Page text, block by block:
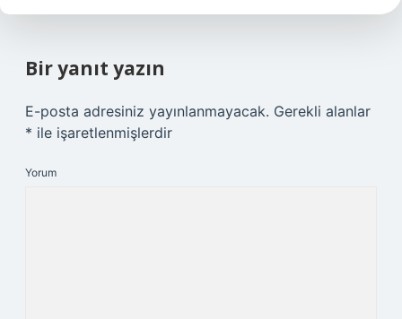
Bir yanıt yazın
E-posta adresiniz yayınlanmayacak. Gerekli alanlar
* ile işaretlenmişlerdir
Yorum